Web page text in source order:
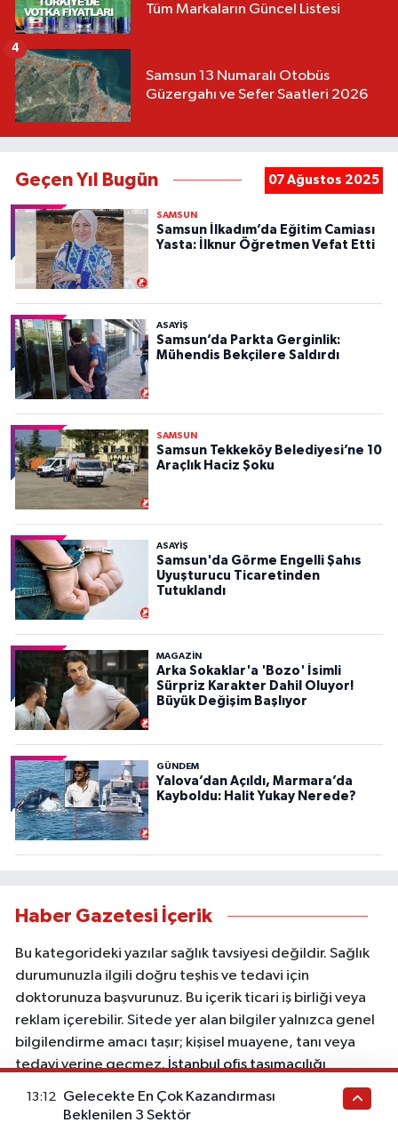
Tüm Markaların Güncel Listesi
Samsun 13 Numaralı Otobüs
Güzergahı ve Sefer Saatleri 2026
4
Geçen Yıl Bugün 07 Ağustos 2025
SAMSUN
Samsun İlkadım’da Eğitim Camiası
Yasta: İlknur Öğretmen Vefat Etti
ASAYIŞ
Samsun’da Parkta Gerginlik:
Mühendis Bekçilere Saldırdı
SAMSUN
Samsun Tekkeköy Belediyesi’ne 10
Araçlık Haciz Şoku
ASAYIŞ
Samsun'da Görme Engelli Şahıs
Uyuşturucu Ticaretinden
Tutuklandı
MAGAZİN
Arka Sokaklar'a 'Bozo' İsimli
Sürpriz Karakter Dahil Oluyor!
Büyük Değişim Başlıyor
GÜNDEM
Yalova’dan Açıldı, Marmara’da
Kayboldu: Halit Yukay Nerede?
Haber Gazetesi İçerik
Bu kategorideki yazılar sağlık tavsiyesi değildir. Sağlık
durumunuzla ilgili doğru teşhis ve tedavi için
doktorunuza başvurunuz. Bu içerik ticari iş birliği veya
reklam içerebilir. Sitede yer alan bilgiler yalnızca genel
bilgilendirme amacı taşır; kişisel muayene, tanı veya
tedavi yerine geçmez.İstanbul ofis taşımacılığı
13:12
Gelecekte En Çok Kazandırması
Beklenilen 3 Sektör